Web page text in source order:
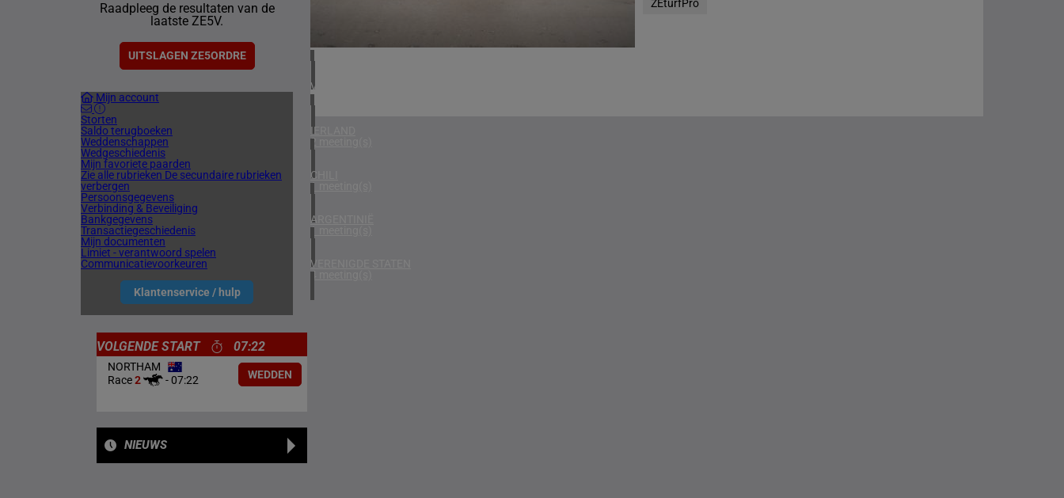
Raadpleeg de resultaten van de
laatste ZE5V.
UITSLAGEN ZE5ORDRE
Mijn account
Storten
Saldo terugboeken
Weddenschappen
Wedgeschiedenis
Mijn favoriete paarden
Zie alle rubrieken De secundaire rubrieken
verbergen
Persoonsgegevens
Verbinding & Beveiliging
Bankgegevens
Transactiegeschiedenis
Mijn documenten
Limiet - verantwoord spelen
Communicatievoorkeuren
Klantenservice / hulp
1 meeting(s)
VERENIGD KONINKRIJK
6 meeting(s)
IERLAND
2 meeting(s)
CHILI
1 meeting(s)
ARGENTINIË
1 meeting(s)
VERENIGDE STATEN
4 meeting(s)
ZEturfPro
VOLGENDE START 07:22
NORTHAM
Race2 -07:22 WEDDEN
NIEUWS